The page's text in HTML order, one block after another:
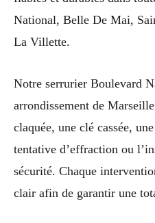
National, Belle De Mai,
La Villette.
Notre serrurier Boulevard
arrondissement de
claquée, une clé cassée,
tentative d’effraction ou
sécurité. Chaque
clair afin de garantir une